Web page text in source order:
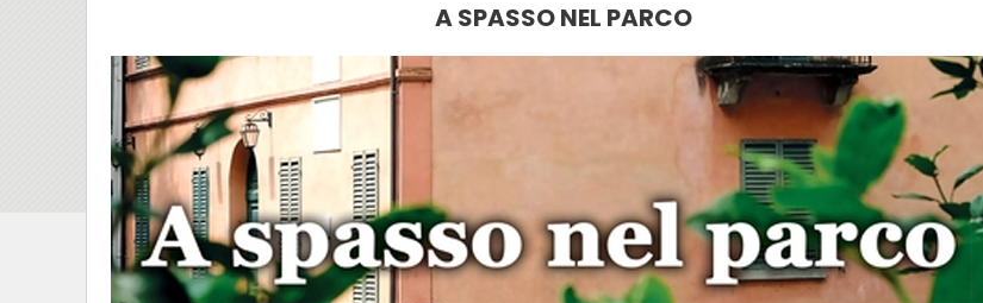
A SPASSO NEL PARCO